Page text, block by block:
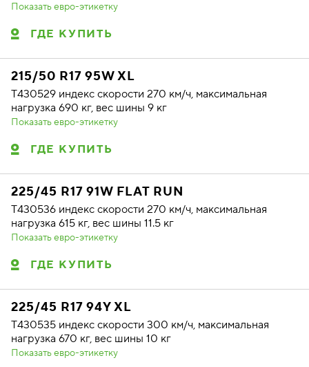
Показать евро-этикетку
ГДЕ КУПИТЬ
215/50 R17 95W XL
T430529 индекс скорости 270 км/ч, максимальная
нагрузка 690 кг, вес шины 9 кг
Показать евро-этикетку
ГДЕ КУПИТЬ
225/45 R17 91W FLAT RUN
T430536 индекс скорости 270 км/ч, максимальная
нагрузка 615 кг, вес шины 11.5 кг
Показать евро-этикетку
ГДЕ КУПИТЬ
225/45 R17 94Y XL
T430535 индекс скорости 300 км/ч, максимальная
нагрузка 670 кг, вес шины 10 кг
Показать евро-этикетку